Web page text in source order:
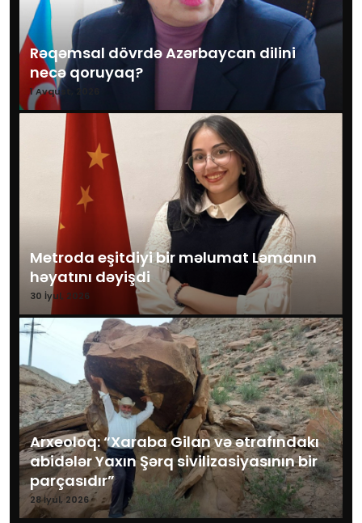
Rəqəmsal dövrdə Azərbaycan dilini
necə qoruyaq?
1 Avqust, 2026
Metroda eşitdiyi bir məlumat Ləmanın
həyatını dəyişdi
30 İyul, 2026
Arxeoloq: “Xaraba Gilan və ətrafındakı
abidələr Yaxın Şərq sivilizasiyasının bir
parçasıdır”
28 İyul, 2026